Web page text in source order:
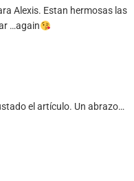
Alexis. Estan hermosas las
…again
el artículo. Un abrazo…